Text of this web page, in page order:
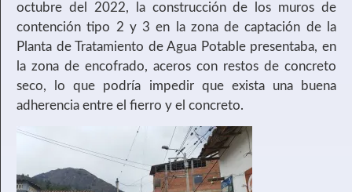
octubre del 2022, la construcción de los muros de
contención tipo 2 y 3 en la zona de captación de la
Planta de Tratamiento de Agua Potable presentaba, en
la zona de encofrado, aceros con restos de concreto
seco, lo que podría impedir que exista una buena
adherencia entre el fierro y el concreto.